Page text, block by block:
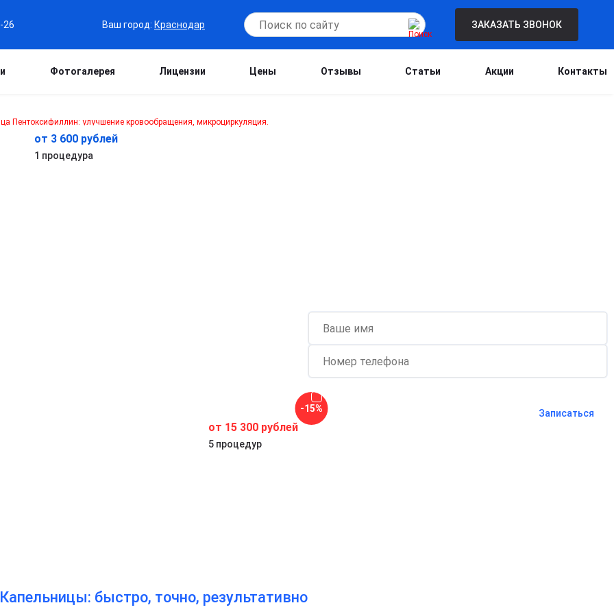
26 Ваш город: Краснодар ЗАКАЗАТЬ ЗВОНОК
Фотогалерея Лицензии Цены Отзывы Статьи Акции Контакты
от 3 600 рублей
1 процедура
от 15 300 рублей
5 процедур
-15% Записаться
Капельницы: быстро, точно, результативно